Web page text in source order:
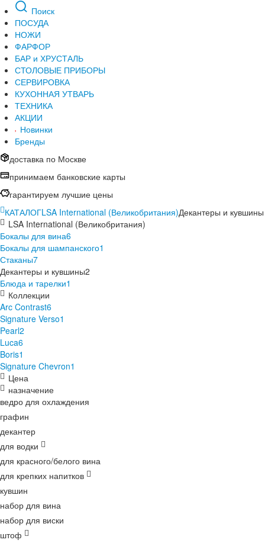
Поиск
ПОСУДА
НОЖИ
ФАРФОР
БАР и ХРУСТАЛЬ
СТОЛОВЫЕ ПРИБОРЫ
СЕРВИРОВКА
КУХОННАЯ УТВАРЬ
ТЕХНИКА
АКЦИИ
Новинки
Бренды
доставка по Москве
принимаем банковские карты
гарантируем лучшие цены
КАТАЛОГLSA International (Великобритания)Декантеры и кувшины
LSA International (Великобритания)
Бокалы для вина6
Бокалы для шампанского1
Стаканы7
Декантеры и кувшины2
Блюда и тарелки1
Коллекции
Arc Contrast6
Signature Verso1
Pearl2
Luca6
Boris1
Signature Chevron1
Цена
назначение
ведро для охлаждения
графин
декантер
для водки
для красного/белого вина
для крепких напитков
кувшин
набор для вина
набор для виски
штоф